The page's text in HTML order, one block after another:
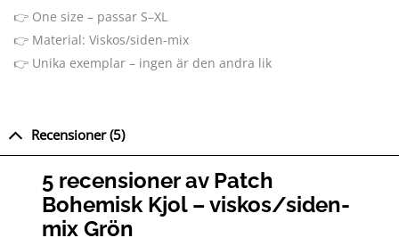
👉 One size – passar S–XL
👉 Material: Viskos/siden-mix
👉 Unika exemplar – ingen är den andra lik
Recensioner (5)
5 recensioner av Patch
Bohemisk Kjol – viskos/siden-
mix Grön